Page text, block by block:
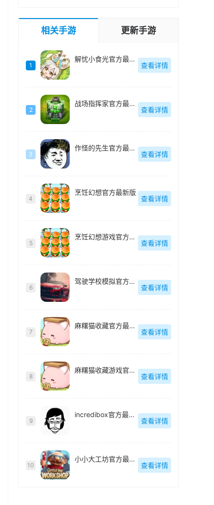
相关手游 更新手游
1
解忧小食光官方最新版
查看详情
2
战场指挥家官方最新版
查看详情
3
作怪的先生官方最新版
查看详情
4
烹饪幻想官方最新版
查看详情
5
烹饪幻想游戏官方最新版
查看详情
6
驾驶学校模拟官方最新版
查看详情
7
麻糬猫收藏官方最新版
查看详情
8
麻糬猫收藏游戏官方最新版
查看详情
9
incredibox官方最新版
查看详情
10
小小大工坊官方最新版
查看详情